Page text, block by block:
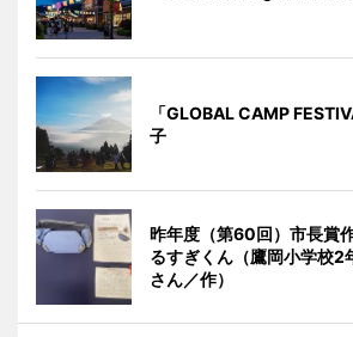
「GLOBAL CAMP
子
昨年度（第60回）市長賞
るすぎくん（鷹岡小学校2
さん／作）